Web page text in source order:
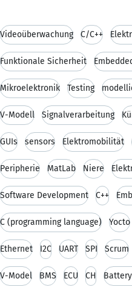
Videoüberwachung C/C++
Funktionale Sicherheit
Mikroelektronik Testing
V-Modell Signalverarbeitung
GUIs sensors Elektromobilität
Peripherie MatLab Niere
Software Development C++
C (programming language) Yocto
Ethernet I2C UART SPI Scrum
V-Model BMS ECU CH